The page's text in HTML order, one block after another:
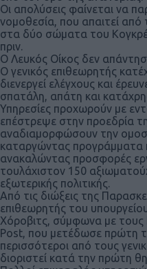
Οι απολύσεις φαίνεται να
νομοθεσία, που απαιτεί από
στα δύο σώματα του
πριν.
Ο Λευκός Οίκος δεν
Ο γενικός επιθεωρητής
διενεργεί ελέγχους και
σπατάλη, απάτη και
Υπηρεσίες προχωρούν με
επέστρεψε στην προεδρία
αναδιαμορφώσουν την
καταργώντας προγράμματα
ανακαλώντας προσφορές
τουλάχιστον 150
εξωτερικής πολιτικής.
Από τις διώξεις της
επιθεωρητής του
Χόροβιτς, σύμφωνα με
Post, που μετέδωσε πρώτη
περισσότεροι από τους
διοριστεί κατά την πρώτη